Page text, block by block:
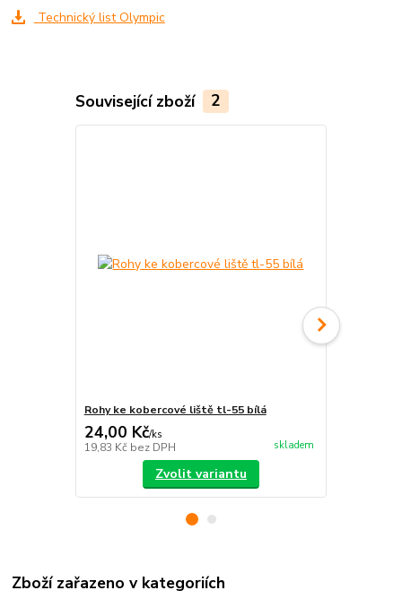
Technický list Olympic
Související zboží 2
Rohy ke kobercové liště tl-55 bílá
24,00 Kč/ks
19,83 Kč bez DPH skladem
Zvolit variantu
Zboží zařazeno v kategoriích